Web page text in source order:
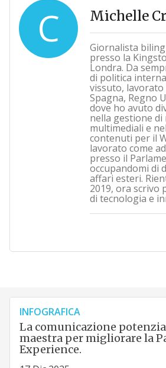
C Michelle
Giornalista
presso la
Londra. Da
di politica
vissuto,
Spagna, Regno
dove ho avuto
nella gestione di
multimediali e
contenuti per il
lavorato come
presso il
occupandomi di
affari esteri.
2019, ora scrivo
di tecnologia e
INFOGRAFICA
La comunicazione
maestra per migliorare la
Experience.